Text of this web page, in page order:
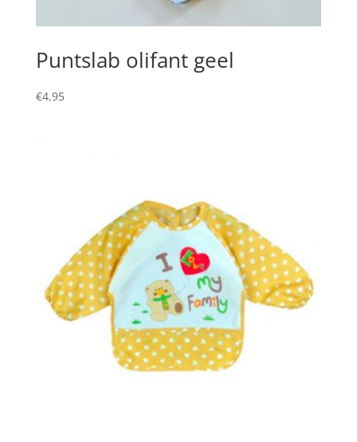
Puntslab olifant geel
€4,95